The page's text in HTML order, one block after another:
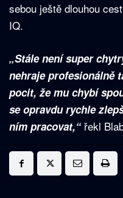
sebou ještě dlouhou
IQ.
„Stále není super
nehraje profesionálně
pocit, že mu chybí
se opravdu rychle
ním pracovat,“řekl